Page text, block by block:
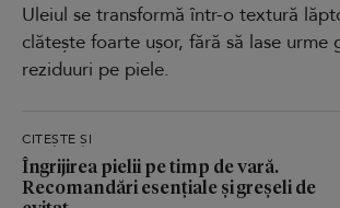
Uleiul se transformă într-o textură
clătește foarte ușor, fără să lase urme
reziduuri pe piele.
CITEȘTE ȘI
Îngrijirea pielii pe timp de vară.
Recomandări esențiale și greșeli de